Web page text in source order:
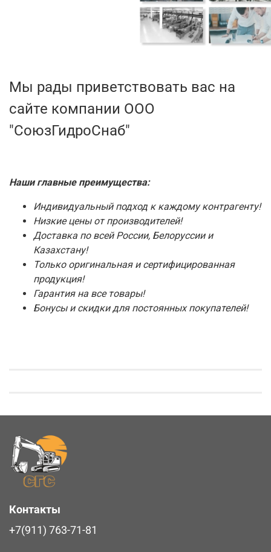
Мы рады приветствовать вас на
сайте компании ООО
"СоюзГидроСнаб"
Наши главные преимущества:
Индивидуальный подход к каждому контрагенту!
Низкие цены от производителей!
Доставка по всей России, Белоруссии и
Казахстану!
Только оригинальная и сертифицированная
продукция!
Гарантия на все товары!
Бонусы и скидки для постоянных покупателей!
Контакты
+7(911) 763-71-81